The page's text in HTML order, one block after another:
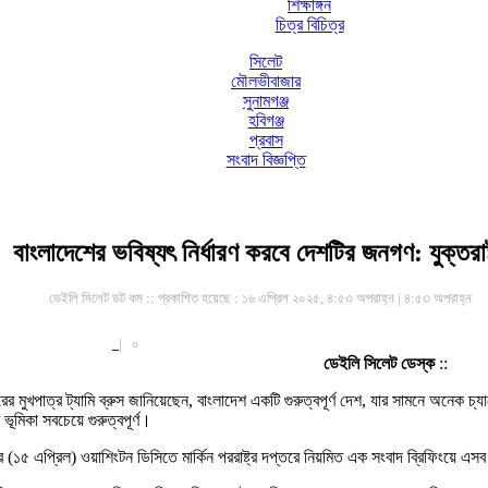
শিক্ষাঙ্গন
চিত্র বিচিত্র
সিলেট
মৌলভীবাজার
সুনামগঞ্জ
হবিগঞ্জ
প্রবাস
সংবাদ বিজ্ঞপ্তি
বাংলাদেশের ভবিষ্যৎ নির্ধারণ করবে দেশটির জনগণ:
ডেইলি সিলেট ডট কম :: প্রকাশিত হয়েছে : ১৬ এপ্রিল ২০২৫, ৪:৫৩ অপরাহ্ন | ৪:৫৩ অপরাহ্ন
| ০
ডেইলি সিলেট ডেস্ক::
মুখপাত্র ট্যামি ব্রুস জানিয়েছেন, বাংলাদেশ একটি গুরুত্বপূর্ণ দেশ, যার সামনে অনেক
সবচেয়ে গুরুত্বপূর্ণ।
(১৫ এপ্রিল) ওয়াশিংটন ডিসিতে মার্কিন পররাষ্ট্র দপ্তরে নিয়মিত এক সংবাদ ব্রিফিংয়ে